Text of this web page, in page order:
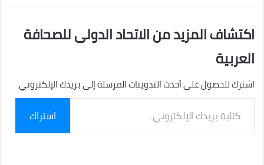
اكتشاف المزيد من الاتحاد الدولى للصحافة
العربية
اشترك للحصول على أحدث التدوينات المرسلة إلى بريدك الإلكتروني.
بريدك
الإلكتروني...
اشتراك